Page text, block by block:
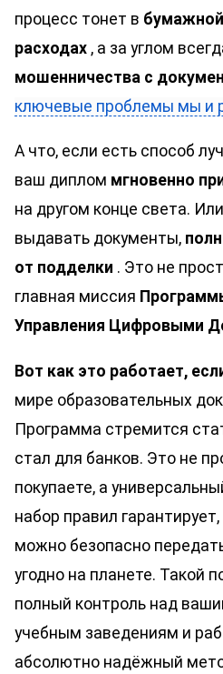
процесс тонет в
расходах , а за углом
мошенничества с
ключевые проблемы мы и
А что, если есть способ
ваш диплом мгновенно
на другом конце света.
выдавать документы,
от подделки . Это не
главная миссия
Управления Цифровыми
Вот как это работает,
мире образовательных
Программа стремится
стал для банков. Это не
покупаете, а
набор правил
можно безопасно
угодно на планете. Такой
полный контроль над
учебным заведениям и
абсолютно надёжный